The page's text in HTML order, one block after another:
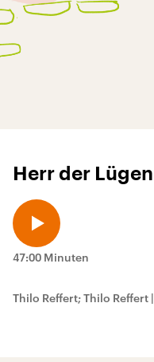
Herr der Lügen
47:00 Minuten
Thilo Reffert; Thilo Reffert |